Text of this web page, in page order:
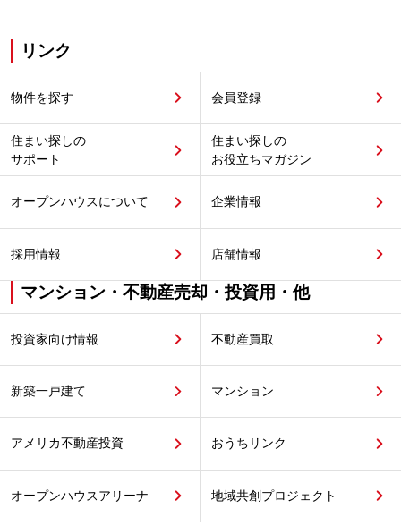
リンク
物件を探す 会員登録
住まい探しの
サポート
住まい探しの
お役立ちマガジン
オープンハウスについて 企業情報
採用情報 店舗情報
マンション・不動産売却・投資用・他
投資家向け情報 不動産買取
新築一戸建て マンション
アメリカ不動産投資 おうちリンク
オープンハウスアリーナ 地域共創プロジェクト